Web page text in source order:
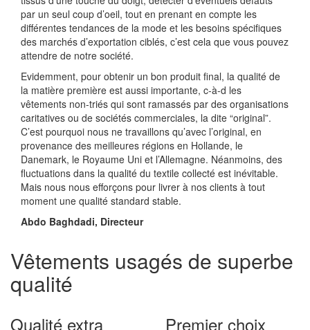
par un seul coup d’oeil, tout en prenant en compte les
différentes tendances de la mode et les besoins spécifiques
des marchés d’exportation ciblés, c’est cela que vous pouvez
attendre de notre société.
Evidemment, pour obtenir un bon produit final, la qualité de
la matière première est aussi importante, c-à-d les
vêtements non-triés qui sont ramassés par des organisations
caritatives ou de sociétés commerciales, la dite “original”.
C’est pourquoi nous ne travaillons qu’avec l’original, en
provenance des meilleures régions en Hollande, le
Danemark, le Royaume Uni et l’Allemagne. Néanmoins, des
fluctuations dans la qualité du textile collecté est inévitable.
Mais nous nous efforçons pour livrer à nos clients à tout
moment une qualité standard stable.
Abdo Baghdadi, Directeur
Vêtements usagés de superbe
qualité
Qualité extra Premier choix